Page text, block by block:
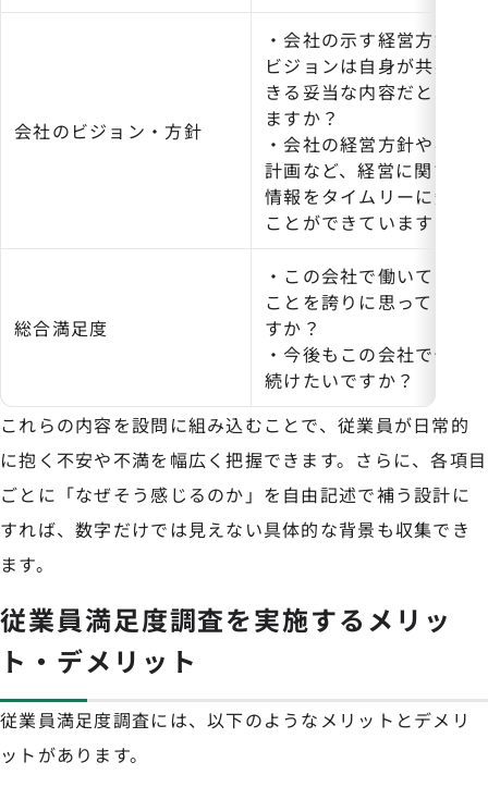
会社のビジョン・方針
・会社の示す経営方針や
ビジョンは自身が共感で
きる妥当な内容だと思い
ますか？
・会社の経営方針や事業
計画など、経営に関する
情報をタイムリーに知る
ことができていますか？
総合満足度
・この会社で働いている
ことを誇りに思っていま
すか？
・今後もこの会社で働き
続けたいですか？
これらの内容を設問に組み込むことで、従業員が日常的
に抱く不安や不満を幅広く把握できます。さらに、各項目
ごとに「なぜそう感じるのか」を自由記述で補う設計に
すれば、数字だけでは見えない具体的な背景も収集でき
ます。
従業員満足度調査を実施するメリッ
ト・デメリット
従業員満足度調査には、以下のようなメリットとデメリ
ットがあります。